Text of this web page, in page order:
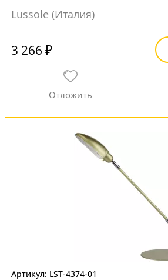
Lussole (Италия)
3 266 ₽
LST-4374-01